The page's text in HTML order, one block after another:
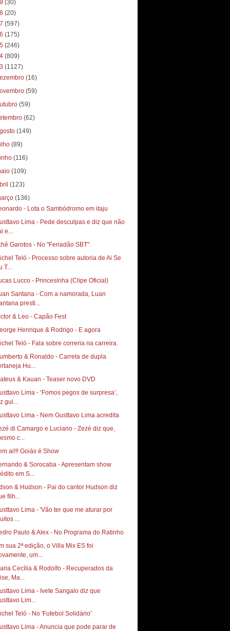
(30)
(20)
(597)
(175)
(246)
(809)
(1127)
(16)
(59)
(59)
(62)
(149)
(89)
(116)
(109)
(123)
(136)
- Lota o Sambódromo em itaju
Lima - Pede desculpas e diz que não
e...
Garotos - No "Feriadão SBT"
Teló - Processo sobre autoria de Ai Se
T...
Lucco - Princesinha (Clipe Oficial)
Santana - Com a namorada, Luan
presti...
& Leo - Capão Fest
Henrique & Rodrigo - E agora
Teló - Fala sobre correria na carreira.
& Ronaldo - Carreta de dupla
Hu...
& Kauan - Teaser novo DVD
Lima - ‘Fomos pegos de surpresa’,
gui...
Lima - Nem Gusttavo Lima acredita
di Camargo e Luciano - Zezé diz que,
c...
ai!!! Goiás é Show
& Sorocaba - Apresentam show
em S...
& Hudson - Pai do cantor Hudson diz
filh...
Lima - 'Vão ter que me aturar por
...
Paulo & Alex - No Programa do Ratinho
sua 2ª edição, o Villa Mix ES foi
um...
Cecília & Rodolfo - Recuperados da
Ma...
Lima - Ivete Sangalo diz que
Lim...
Teló - No 'Futebol Solidário'
Lima - Anuncia que pode parar de